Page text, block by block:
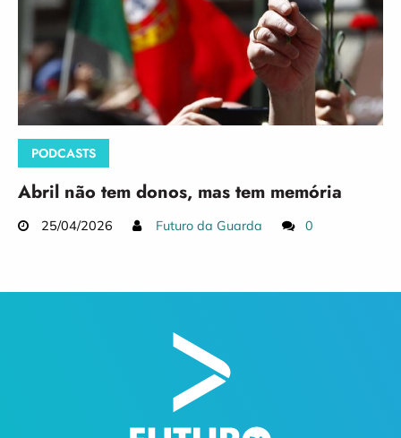
PODCASTS
Abril não tem donos, mas tem memória
25/04/2026 Futuro da Guarda 0